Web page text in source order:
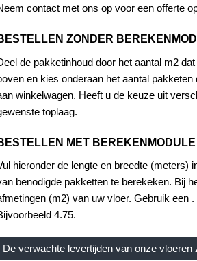
contact met ons op voor een offerte
ZONDER
de pakketinhoud door het aantal m2
en kies onderaan het aantal
winkelwagen. Heeft u de keuze uit
toplaag.
MET BEREKENMODULE
hieronder de lengte en breedte (meters)
benodigde pakketten te berekeken. Bij
(m2) van uw vloer. Gebruik een
4.75.
De verwachte levertijden van onze vloeren